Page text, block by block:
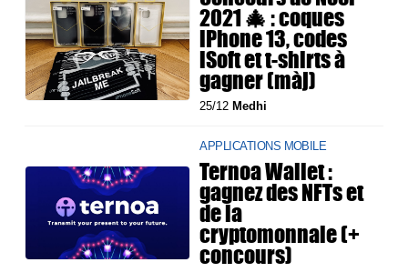
2021 🎄 : coques
iPhone 13, codes
iSoft et t-shirts à
gagner (màj)
25/12Medhi
APPLICATIONS MOBILE
Ternoa Wallet :
gagnez des NFTs et
de la
cryptomonnaie (+
concours)